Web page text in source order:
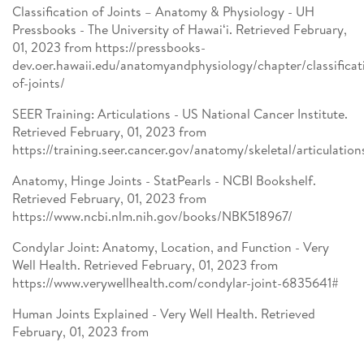
Classification of Joints – Anatomy & Physiology - UH
Pressbooks - The University of Hawaiʻi. Retrieved February,
01, 2023 from https://pressbooks-
dev.oer.hawaii.edu/anatomyandphysiology/chapter/
of-joints/
SEER Training: Articulations - US National Cancer Institute.
Retrieved February, 01, 2023 from
https://training.seer.cancer.gov/anatomy/skeletal/
Anatomy, Hinge Joints - StatPearls - NCBI Bookshelf.
Retrieved February, 01, 2023 from
https://www.ncbi.nlm.nih.gov/books/NBK518967/
Condylar Joint: Anatomy, Location, and Function - Very
Well Health. Retrieved February, 01, 2023 from
https://www.verywellhealth.com/condylar-joint-6835641#
Human Joints Explained - Very Well Health. Retrieved
February, 01, 2023 from